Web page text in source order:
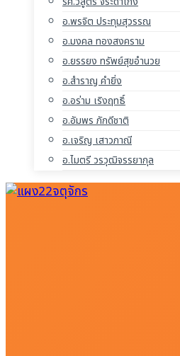
อ.พรจิต ประทุมสุวรรณ
อ.มงคล ทองสงคราม
อ.ยรรยง ทรัพย์สุขอำนวย
อ.สำราญ คำยิ่ง
อ.อร่าม เริงฤทธิ์
อ.อัมพร ภักดีชาติ
อ.เจริญ เสาวภาณี
อ.ไมตรี วรวุฒิจรรยากุล